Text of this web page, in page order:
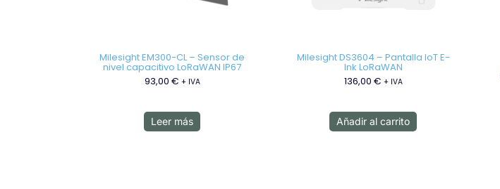
Milesight EM300-CL – Sensor de
nivel capacitivo LoRaWAN IP67
93,00 € + IVA
Leer más
Milesight DS3604 – Pantalla IoT E-
Ink LoRaWAN
136,00 € + IVA
Añadir al carrito